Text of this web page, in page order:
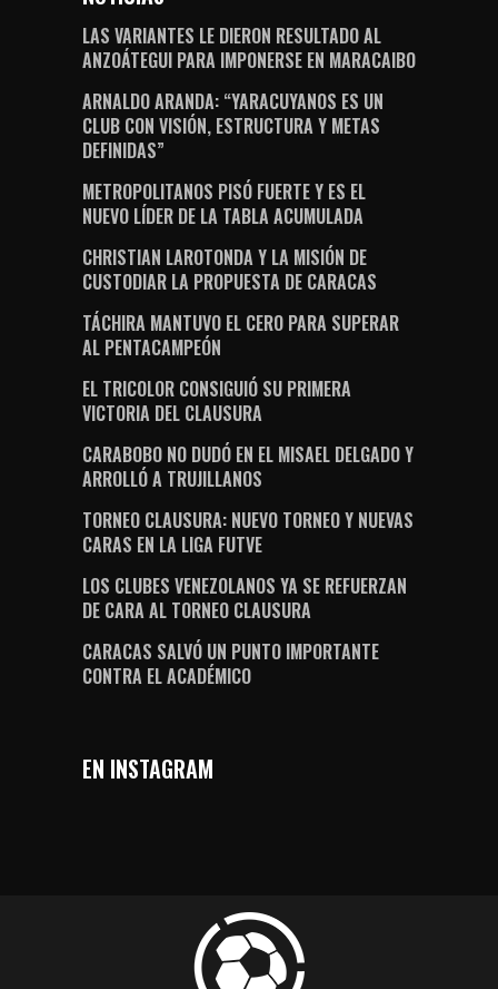
LAS VARIANTES LE DIERON RESULTADO AL
ANZOÁTEGUI PARA IMPONERSE EN MARACAIBO
ARNALDO ARANDA: “YARACUYANOS ES UN
CLUB CON VISIÓN, ESTRUCTURA Y METAS
DEFINIDAS”
METROPOLITANOS PISÓ FUERTE Y ES EL
NUEVO LÍDER DE LA TABLA ACUMULADA
CHRISTIAN LAROTONDA Y LA MISIÓN DE
CUSTODIAR LA PROPUESTA DE CARACAS
TÁCHIRA MANTUVO EL CERO PARA SUPERAR
AL PENTACAMPEÓN
EL TRICOLOR CONSIGUIÓ SU PRIMERA
VICTORIA DEL CLAUSURA
CARABOBO NO DUDÓ EN EL MISAEL DELGADO Y
ARROLLÓ A TRUJILLANOS
TORNEO CLAUSURA: NUEVO TORNEO Y NUEVAS
CARAS EN LA LIGA FUTVE
LOS CLUBES VENEZOLANOS YA SE REFUERZAN
DE CARA AL TORNEO CLAUSURA
CARACAS SALVÓ UN PUNTO IMPORTANTE
CONTRA EL ACADÉMICO
EN INSTAGRAM